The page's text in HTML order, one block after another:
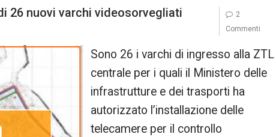
26 nuovi varchi videosorvegliati
Sono 26 i varchi di ingresso alla ZTL
centrale per i quali il Ministero delle
infrastrutture e dei trasporti ha
autorizzato l’installazione delle
telecamere per il controllo
2
Commenti